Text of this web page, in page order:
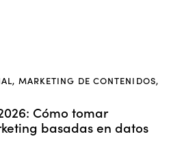
, MARKETING DE CONTENIDOS,
Cómo tomar
basadas en datos